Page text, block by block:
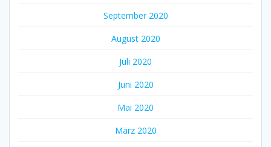
September 2020
August 2020
Juli 2020
Juni 2020
Mai 2020
März 2020